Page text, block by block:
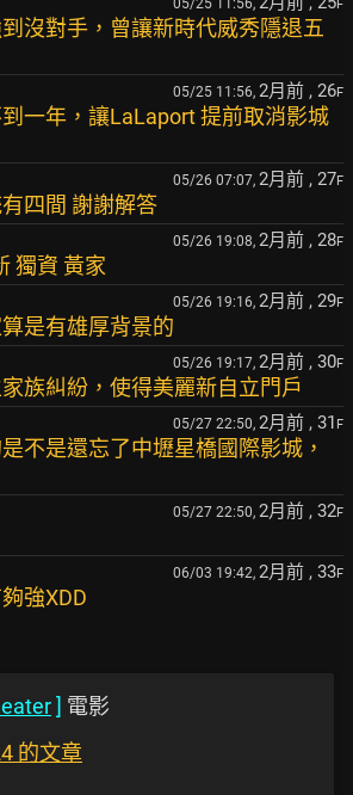
05/25 11:56, F
沒對手，曾讓新時代威秀隱退五
05/25 11:56, 2月前 , 26F
一年，讓LaLaport 提前取消影城
05/26 07:07, 2月前 , 27F
四間 謝謝解答
05/26 19:08, 2月前 , 28F
獨資 黃家
05/26 19:16, 2月前 , 29F
是有雄厚背景的
05/26 19:17, 2月前 , 30F
族糾紛，使得美麗新自立門戶
05/27 22:50, 2月前 , 31 F
不是還忘了中壢星橋國際影城，
05/27 22:50, 2月前 , 32F
06/03 19:42, 2月前 , 33F
強XDD
] 電影
的文章